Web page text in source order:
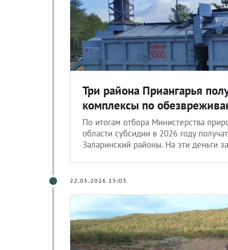
Три района Приангарья
комплексы по
По итогам отбора Министерства
области субсидии в 2026 году
Заларинский районы. На эти деньги
22.05.2026 15:03